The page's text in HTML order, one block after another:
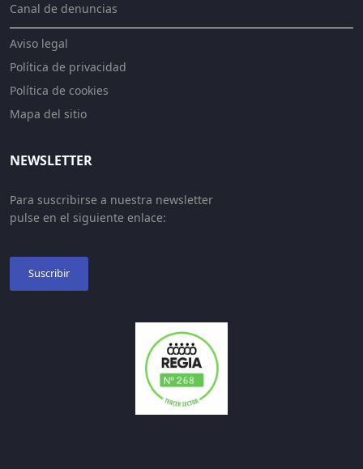
Canal de denuncias
Aviso legal
Política de privacidad
Política de cookies
Mapa del sitio
NEWSLETTER
Para suscribirse a nuestra newsletter
pulse en el siguiente enlace:
Suscribir